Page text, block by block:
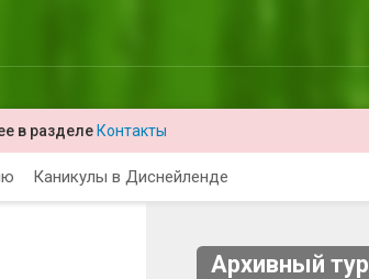
в разделе Контакты
Каникулы в Диснейленде
Архивный тур